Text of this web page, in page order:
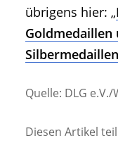
übrigens hier: „
Goldmedaillen
Quelle: DLG
Diesen Artikel